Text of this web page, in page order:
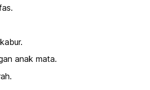
anak mata.